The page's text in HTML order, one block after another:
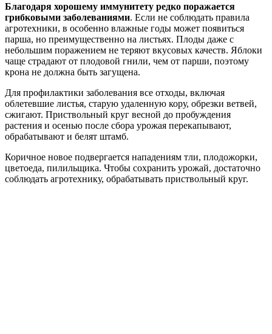
Благодаря хорошему иммунитету редко поражается
грибковыми заболеваниями. Если не соблюдать правила
агротехники, в особенно влажные годы может появиться
парша, но преимущественно на листьях. Плоды даже с
небольшим поражением не теряют вкусовых качеств. Яблоки
чаще страдают от плодовой гнили, чем от парши, поэтому
крона не должна быть загущена.
Для профилактики заболевания все отходы, включая
облетевшие листья, старую удаленную кору, обрезки ветвей,
сжигают. Приствольный круг весной до пробуждения
растения и осенью после сбора урожая перекапывают,
обрабатывают и белят штамб.
Коричное новое подвергается нападениям тли, плодожорки,
цветоеда, пилильщика. Чтобы сохранить урожай, достаточно
соблюдать агротехнику, обрабатывать приствольный круг.